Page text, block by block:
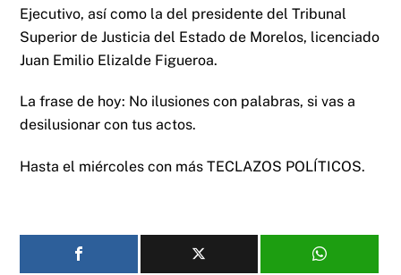
Ejecutivo, así como la del presidente del Tribunal
Superior de Justicia del Estado de Morelos, licenciado
Juan Emilio Elizalde Figueroa.
La frase de hoy: No ilusiones con palabras, si vas a
desilusionar con tus actos.
Hasta el miércoles con más TECLAZOS POLÍTICOS.